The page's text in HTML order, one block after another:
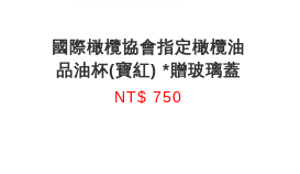
國際橄欖協會指定橄欖油
品油杯(寶紅) *贈玻璃蓋
NT$ 750